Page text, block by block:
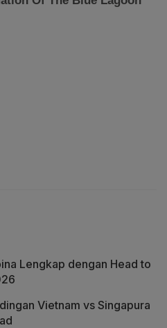
Lengkap dengan Head to
Vietnam vs Singapura